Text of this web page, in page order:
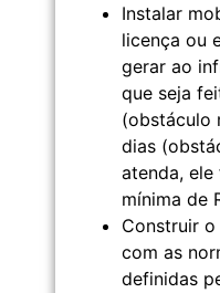
Instalar
licença ou
gerar ao
que seja
(obstáculo
dias
atenda,
mínima de
Construir
com as
definidas